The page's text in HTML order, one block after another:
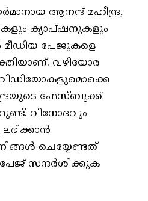
ആനന്ദ് മഹീന്ദ്ര,
ക്യാപ്ഷനുകളും
പേജുകളെ
വഴിയോര
ഫേസ്ബുക്ക്
വിനോദവും
ചെയ്യേണ്ടത്
പേജ് സന്ദർശിക്കുക